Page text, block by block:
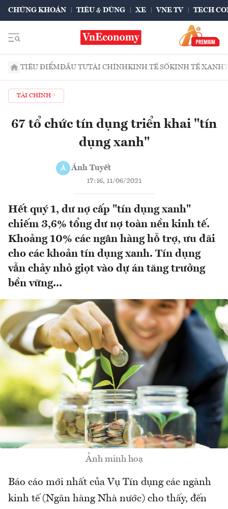
CHỨNG KHOÁN TIÊU & DÙNG XE VNE TV TECH
TIÊU ĐIỂMĐẦU TƯTÀI CHÍNHKINH TẾ SỐKINH TẾ XANH
TÀI CHÍNH
67 tổ chức tín dụng triển khai "tín
dụng xanh"
Á Ánh Tuyết
17:16, 11/06/2021
Hết quý 1, dư nợ cấp "tín dụng xanh"
chiếm 3,6% tổng dư nợ toàn nền kinh tế.
Khoảng 10% các ngân hàng hỗ trợ, ưu đãi
cho các khoản tín dụng xanh. Tín dụng
vẫn chảy nhỏ giọt vào dự án tăng trưởng
bền vững...
Ảnh minh hoạ
Báo cáo mới nhất của Vụ Tín dụng các ngành
kinh tế (Ngân hàng Nhà nước) cho thấy, đến